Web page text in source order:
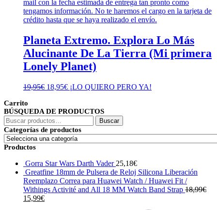
mail con la fecha estimada de entrega tan pronto como
tengamos información. No te haremos el cargo en la tarjeta de
crédito hasta que se haya realizado el envío.
Planeta Extremo. Explora Lo Más
Alucinante De La Tierra (Mi primera
Lonely Planet)
19,95€ El
era:
19,95€.
18,95€El
es:
¡LO QUIERO PERO YA!
Carrito
BÚSQUEDA DE PRODUCTOS
Buscar
por:
Buscar
Categorías de productos
Productos
Gorra Star Wars Darth Vader 25,18€
Greatfine 18mm de Pulsera de Reloj Silicona Liberación
Reemplazo Correa para Huawei Watch / Huawei Fit /
Withings Activité and All 18 MM Watch Band Strap 18,99€
El
15,99€El